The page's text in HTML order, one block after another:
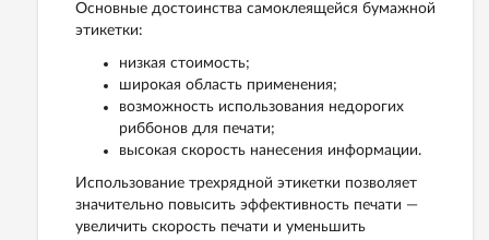
Основные достоинства самоклеящейся бумажной
этикетки:
низкая стоимость;
широкая область применения;
возможность использования недорогих
риббонов для печати;
высокая скорость нанесения информации.
Использование трехрядной этикетки позволяет
значительно повысить эффективность печати —
увеличить скорость печати и уменьшить